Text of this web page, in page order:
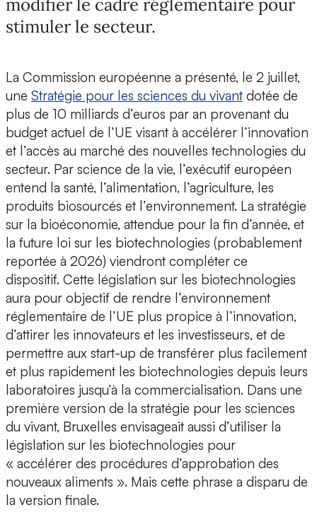
modifier le cadre réglementaire pour
stimuler le secteur.
La Commission européenne a présenté, le 2 juillet,
une Stratégie pour les sciences du vivant dotée de
plus de 10 milliards d’euros par an provenant du
budget actuel de l’UE visant à accélérer l’innovation
et l’accès au marché des nouvelles technologies du
secteur. Par science de la vie, l’exécutif européen
entend la santé, l’alimentation, l’agriculture, les
produits biosourcés et l’environnement. La stratégie
sur la bioéconomie, attendue pour la fin d’année, et
la future loi sur les biotechnologies (probablement
reportée à 2026) viendront compléter ce
dispositif. Cette législation sur les biotechnologies
aura pour objectif de rendre l’environnement
réglementaire de l’UE plus propice à l’innovation,
d’attirer les innovateurs et les investisseurs, et de
permettre aux start-up de transférer plus facilement
et plus rapidement les biotechnologies depuis leurs
laboratoires jusqu’à la commercialisation. Dans une
première version de la stratégie pour les sciences
du vivant, Bruxelles envisageait aussi d’utiliser la
législation sur les biotechnologies pour
« accélérer des procédures d’approbation des
nouveaux aliments ». Mais cette phrase a disparu de
la version finale.